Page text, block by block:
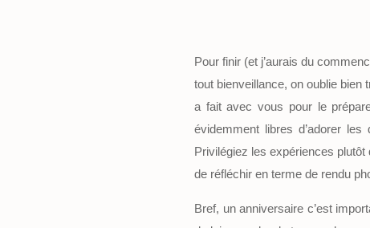
Pour finir (et j’aurais du
tout bienveillance, on oublie bien
a fait avec vous pour le
évidemment libres d’adorer
Privilégiez les expériences
de réfléchir en terme de rendu
Bref, un anniversaire c’est